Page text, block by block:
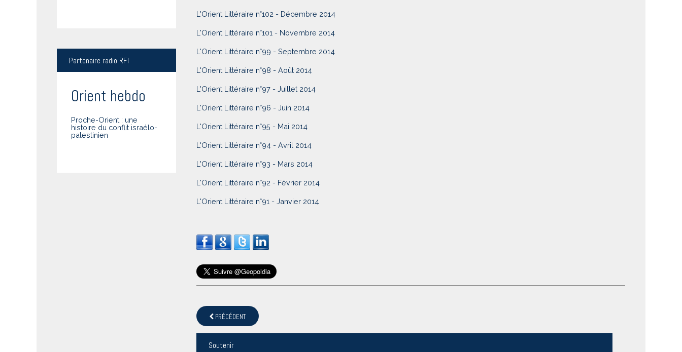
L'Orient Littéraire n°102 - Décembre 2014
L'Orient Littéraire n°101 - Novembre 2014
L'Orient Littéraire n°99 - Septembre 2014
L'Orient Littéraire n°98 - Août 2014
L'Orient Littéraire n°97 - Juillet 2014
L'Orient Littéraire n°96 - Juin 2014
L'Orient Littéraire n°95 - Mai 2014
L'Orient Littéraire n°94 - Avril 2014
L'Orient Littéraire n°93 - Mars 2014
L'Orient Littéraire n°92 - Février 2014
L'Orient Littéraire n°91 - Janvier 2014
PRÉCÉDENT
Soutenir
Partenaire radio RFI
Orient hebdo
Proche-Orient : une
histoire du conflit israélo-
palestinien